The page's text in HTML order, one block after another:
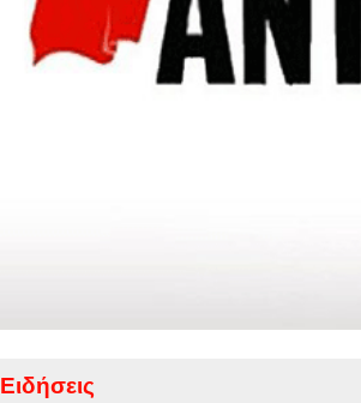
Ειδήσεις